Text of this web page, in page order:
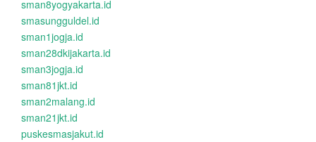
sman8yogyakarta.id
smasungguldel.id
sman1jogja.id
sman28dkijakarta.id
sman3jogja.id
sman81jkt.id
sman2malang.id
sman21jkt.id
puskesmasjakut.id